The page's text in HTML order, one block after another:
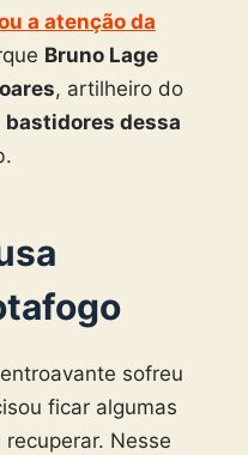
a atenção da
Bruno Lage
, artilheiro do
bastidores dessa
sofreu
ficar algumas
Nesse